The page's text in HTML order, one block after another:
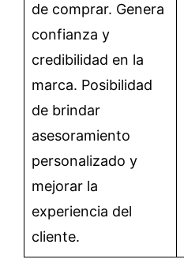
de comprar. Genera
confianza y
credibilidad en la
marca. Posibilidad
de brindar
asesoramiento
personalizado y
mejorar la
experiencia del
cliente.